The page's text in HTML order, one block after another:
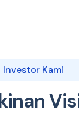
Investor Kami